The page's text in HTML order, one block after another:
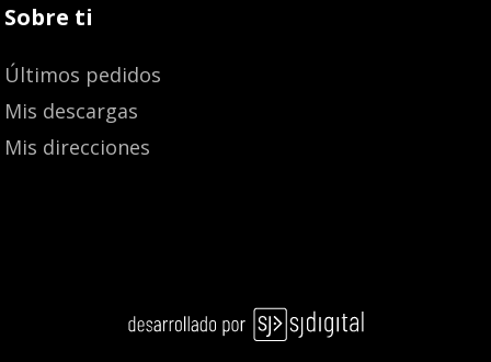
Sobre ti
Últimos pedidos
Mis descargas
Mis direcciones